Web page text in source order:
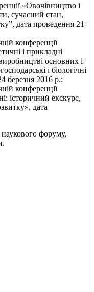
«Овочівництво і
сучасний стан,
дата проведення 21-
конференції
і прикладні
основних і
і біологічні
березня 2016 р.;
конференції
історичний екскурс,
дата
форуму,